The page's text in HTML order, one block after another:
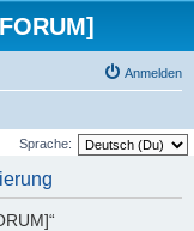
Anmelden
Sprache: